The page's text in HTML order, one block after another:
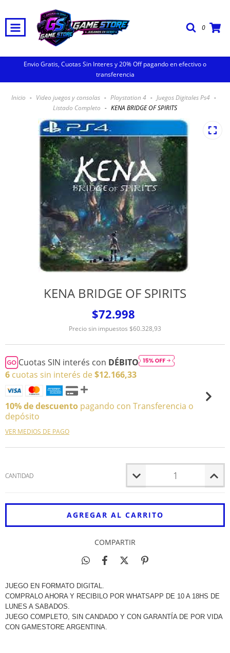
0
Envio Gratis, Cuotas Sin Interes y 20% Off pagando en efectivo o
transferencia
Inicio - Video juegos y consolas - Playstation 4 - Juegos Digitales Ps4 -
Listado Completo - KENA BRIDGE OF SPIRITS
KENA BRIDGE OF SPIRITS
$72.998
Precio sin impuestos $60.328,93
Cuotas SIN interés con DÉBITO
6 cuotas sin interés de $12.166,33
10% de descuento pagando con Transferencia o
depósito
VER MEDIOS DE PAGO
CANTIDAD
COMPARTIR
JUEGO EN FORMATO DIGITAL.
COMPRALO AHORA Y RECIBILO POR WHATSAPP DE 10 A 18HS DE
LUNES A SABADOS.
JUEGO COMPLETO, SIN CANDADO Y CON GARANTÍA DE POR VIDA
CON GAMESTORE ARGENTINA.